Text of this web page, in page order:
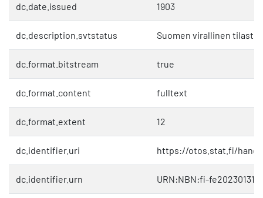
dc.date.issued 1903
dc.description.svtstatus Suomen virallinen tilasto
dc.format.bitstream true
dc.format.content fulltext
dc.format.extent 12
dc.identifier.uri https://otos.stat.fi/
dc.identifier.urn URN:NBN:fi-